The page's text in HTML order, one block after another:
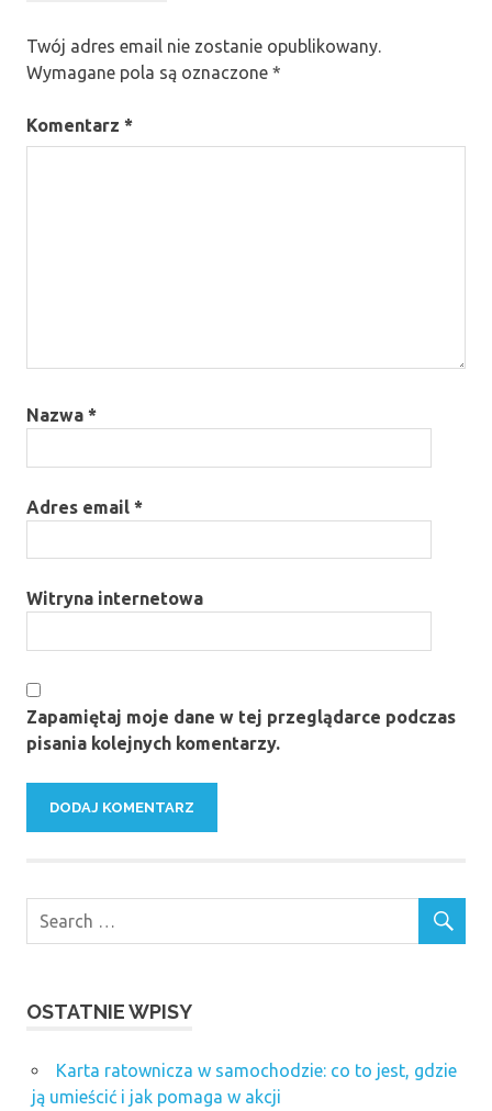
Twój adres email nie zostanie opublikowany.
Wymagane pola są oznaczone *
Komentarz *
Nazwa *
Adres email *
Witryna internetowa
Zapamiętaj moje dane w tej przeglądarce podczas
pisania kolejnych komentarzy.
OSTATNIE WPISY
Karta ratownicza w samochodzie: co to jest, gdzie
ją umieścić i jak pomaga w akcji